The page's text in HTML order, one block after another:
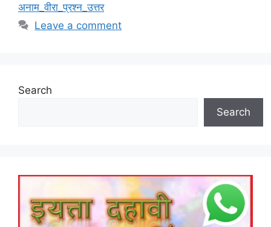
अनाम_वीरा_प्रश्न_उत्तर
Leave a comment
Search
Search